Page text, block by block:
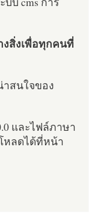
งสิ่งเพื่อทุกคนที่
าสนใจของ
และไฟล์ภาษา
หลดได้ที่หน้า